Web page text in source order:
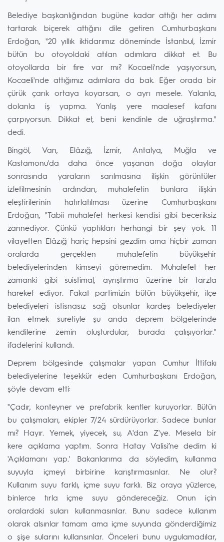
Belediye başkanlığından bugüne kadar attığı her adımı
tartarak biçerek attığını dile getiren Cumhurbaşkanı
Erdoğan, "20 yıllık iktidarımız döneminde İstanbul, İzmir
bütün bu otoyoldaki atılan adımlara dikkat et. Bu
otoyollarda bir fire var mı? Kocaeli'nde yaşıyorsun,
Kocaeli'nde attığımız adımlara da bak. Eğer orada bir
çürük çarık ortaya koyarsan, o ayrı mesele. Yalanla,
dolanla iş yapma. Yanlış yere maalesef kafanı
çarpıyorsun. Dikkat et, beni kendinle de uğraştırma."
dedi.
Bingöl, Van, Elâzığ, İzmir, Antalya, Muğla ve
Kastamonu'da daha önce yaşanan doğa olaylar
sonrasında yaraların sarılmasına ilişkin görüntüler
izletilmesinin ardından, muhalefetin bunlara ilişkin
eleştirilerinin hatırlatılması üzerine Cumhurbaşkanı
Erdoğan, "Tabii muhalefet herkesi kendisi gibi beceriksiz
zannediyor. Çünkü yaptıkları herhangi bir şey yok. 11
vilayetten Elâzığ hariç hepsini gezdim ama hiçbir zaman
oralarda gerçekten muhalefetin büyükşehir
belediyelerinden kimseyi göremedim. Muhalefet her
zamanki gibi suistimal, ayrıştırma üzerine bir tarzla
hareket ediyor. Fakat partimizin bütün büyükşehir, ilçe
belediyeleri istisnasız sağ olsunlar kardeş belediyeler
ilan etmek suretiyle şu anda deprem bölgelerinde
kendilerine zemin oluşturdular, burada çalışıyorlar."
ifadelerini kullandı.
Deprem bölgesinde çalışmalar yapan Cumhur İttifakı
belediyelerine teşekkür eden Cumhurbaşkanı Erdoğan,
şöyle devam etti:
"Çadır, konteyner ve prefabrik kentler kuruyorlar. Bütün
bu çalışmaları, ekipler 7/24 sürdürüyorlar. Sadece bunlar
mı? Hayır. Yemek, yiyecek, su, A'dan Z'ye. Mesela bir
kere açıklama yaptım. Sonra Hatay Valisi’ne dedim ki
'Açıklamanı yap.' Bakanlarıma da söyledim, kullanma
suyuyla içmeyi birbirine karıştırmasınlar. Ne olur?
Kullanım suyu farklı, içme suyu farklı. Biz oraya yüzlerce,
binlerce tırla içme suyu göndereceğiz. Onun için
oralardaki suları kullanmasınlar. Bunu sadece kullanım
olarak alsınlar tamam ama içme suyunda gönderdiğimiz
o şişe sularını kullansınlar. Önceleri bunu uygulamadılar,